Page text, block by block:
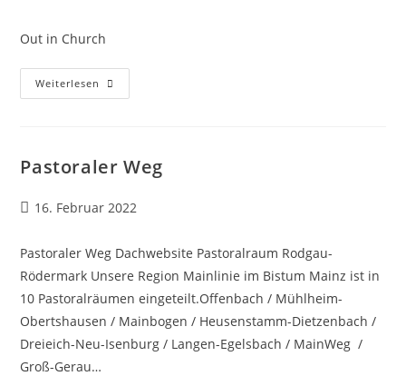
Generalvikare
Out in Church
Weiterlesen Out
In
Pastoraler Weg
Beitrag
16. Februar 2022
Pastoraler Weg Dachwebsite Pastoralraum Rodgau-
Rödermark Unsere Region Mainlinie im Bistum Mainz ist in
10 Pastoralräumen eingeteilt.Offenbach / Mühlheim-
Obertshausen / Mainbogen / Heusenstamm-Dietzenbach /
Dreieich-Neu-Isenburg / Langen-Egelsbach / MainWeg /
Groß-Gerau…